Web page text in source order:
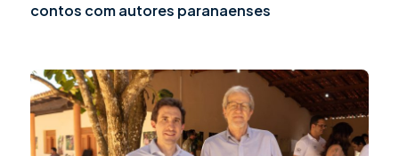
contos com autores paranaenses